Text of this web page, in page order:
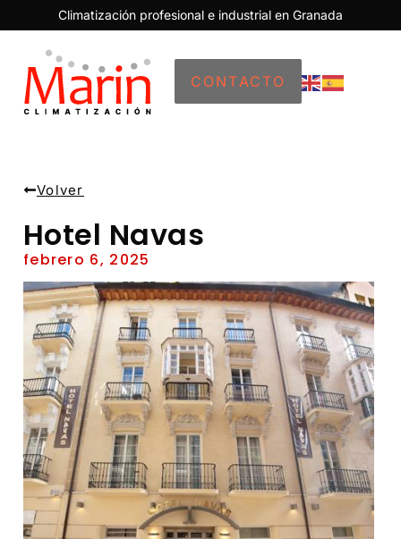
Climatización profesional e industrial en Granada
CONTACTO
Volver
Hotel Navas
febrero 6, 2025